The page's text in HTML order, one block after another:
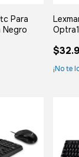
Para
Negro
¡No te